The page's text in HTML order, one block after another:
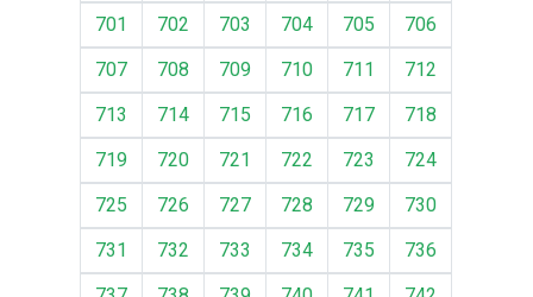
701
702 703 704 705
706
707
708 709 710 711
712
713
714 715 716 717
718
719
720 721 722 723
724
725
726 727 728 729
730
731
732 733 734 735
736